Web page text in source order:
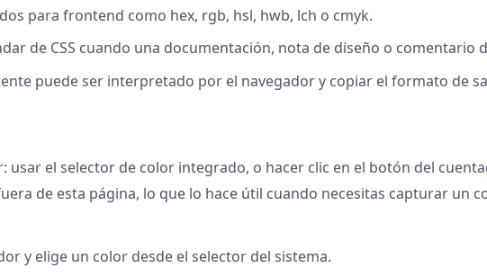
para frontend como hex, rgb, hsl, hwb, lch o cmyk.
de CSS cuando una documentación, nota de diseño o comentario
puede ser interpretado por el navegador y copiar el formato de
usar el selector de color integrado, o hacer clic en el botón del
de esta página, lo que lo hace útil cuando necesitas capturar un
y elige un color desde el selector del sistema.